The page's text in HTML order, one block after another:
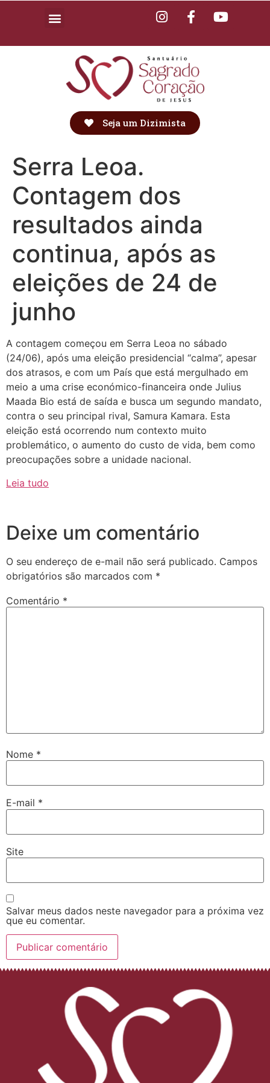
Seja um Dizimista
Serra Leoa.
Contagem dos
resultados ainda
continua, após as
eleições de 24 de
junho
A contagem começou em Serra Leoa no sábado
(24/06), após uma eleição presidencial “calma”, apesar
dos atrasos, e com um País que está mergulhado em
meio a uma crise económico-financeira onde Julius
Maada Bio está de saída e busca um segundo mandato,
contra o seu principal rival, Samura Kamara. Esta
eleição está ocorrendo num contexto muito
problemático, o aumento do custo de vida, bem como
preocupações sobre a unidade nacional.
Leia tudo
Deixe um comentário
O seu endereço de e-mail não será publicado. Campos
obrigatórios são marcados com *
Comentário *
Nome *
E-mail *
Site
Salvar meus dados neste navegador para a próxima vez
que eu comentar.